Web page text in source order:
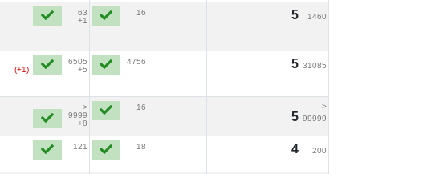
63
+1
16 5 1460
(+1)
6505
+5
4756 5 31085
>
9999
+8
16
5
>
99999
121 18 4 200